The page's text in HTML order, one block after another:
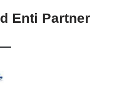
Enti Partner